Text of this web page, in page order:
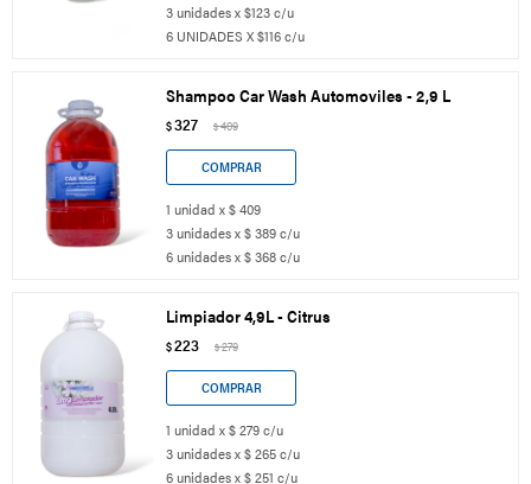
3 unidades x $123 c/u
6 UNIDADES X $116 c/u
Shampoo Car Wash Automoviles - 2,9 L
$327 $409
1 unidad x $ 409
3 unidades x $ 389 c/u
6 unidades x $ 368 c/u
Limpiador 4,9L - Citrus
$223 $279
1 unidad x $ 279 c/u
3 unidades x $ 265 c/u
6 unidades x $ 251 c/u